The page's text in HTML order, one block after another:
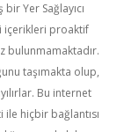
Yer Sağlayıcı
içerikleri proaktif
bulunmamaktadır.
taşımakta olup,
Bu internet
hiçbir bağlantısı